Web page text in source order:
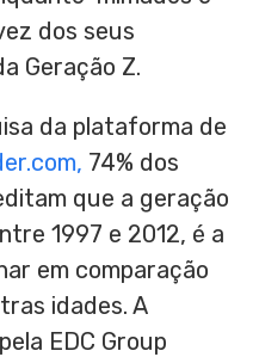
dos seus
Geração Z.
da plataforma de
74% dos
que a geração
1997 e 2012, é a
em comparação
idades. A
EDC Group